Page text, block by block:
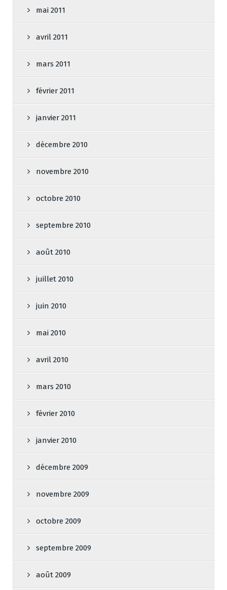
mai 2011
avril 2011
mars 2011
février 2011
janvier 2011
décembre 2010
novembre 2010
octobre 2010
septembre 2010
août 2010
juillet 2010
juin 2010
mai 2010
avril 2010
mars 2010
février 2010
janvier 2010
décembre 2009
novembre 2009
octobre 2009
septembre 2009
août 2009